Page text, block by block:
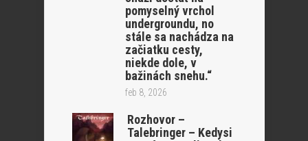
pomyselný vrchol
undergroundu, no
stále sa nachádza na
začiatku cesty,
niekde dole, v
bažinách snehu.“
feb 8, 2026
Rozhovor –
Talebringer – Kedysi